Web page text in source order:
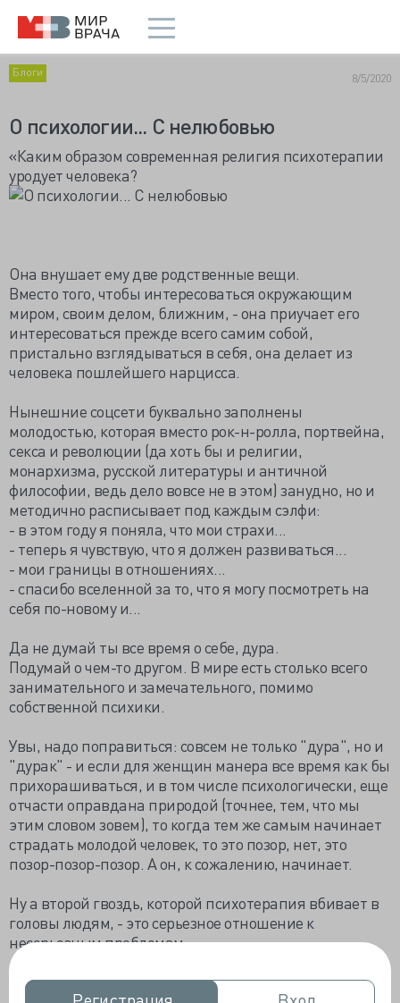
Блоги 8/5/2020
О психологии... С нелюбовью
«Каким образом современная религия психотерапии
уродует человека?
Она внушает ему две родственные вещи.
Вместо того, чтобы интересоваться окружающим
миром, своим делом, ближним, - она приучает его
интересоваться прежде всего самим собой,
пристально взглядываться в себя, она делает из
человека пошлейшего нарцисса.
Нынешние соцсети буквально заполнены
молодостью, которая вместо рок-н-ролла, портвейна,
секса и революции (да хоть бы и религии,
монархизма, русской литературы и античной
философии, ведь дело вовсе не в этом) занудно, но и
методично расписывает под каждым сэлфи:
- в этом году я поняла, что мои страхи...
- теперь я чувствую, что я должен развиваться...
- мои границы в отношениях...
- спасибо вселенной за то, что я могу посмотреть на
себя по-новому и...
Да не думай ты все время о себе, дура.
Подумай о чем-то другом. В мире есть столько всего
занимательного и замечательного, помимо
собственной психики.
Увы, надо поправиться: совсем не только "дура", но и
"дурак" - и если для женщин манера все время как бы
прихорашиваться, и в том числе психологически, еще
отчасти оправдана природой (точнее, тем, что мы
этим словом зовем), то когда тем же самым начинает
страдать молодой человек, то это позор, нет, это
позор-позор-позор. А он, к сожалению, начинает.
Ну а второй гвоздь, которой психотерапия вбивает в
головы людям, - это серьезное отношение к
несерьезным проблемам.
Уж если человек стал нарциссом, то только в редких,